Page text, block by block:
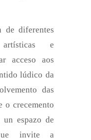
de diferentes
e
acceso aos
lúdico da
das
o crecemento
un espazo de
invite a